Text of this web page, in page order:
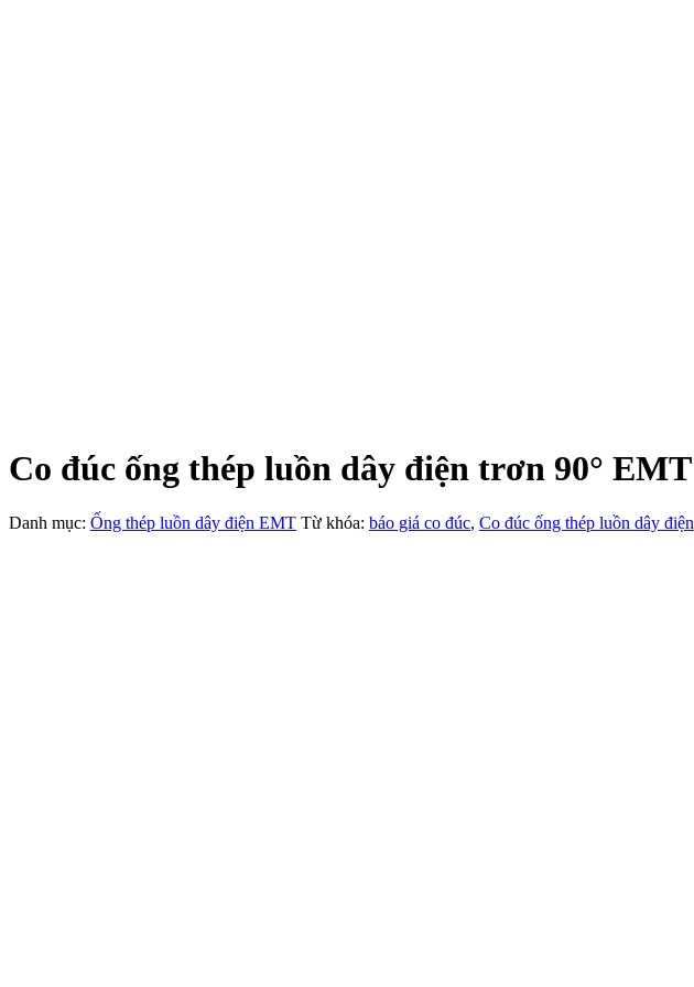
Co đúc ống thép luồn dây điện trơn 90° EMT
Danh mục: Ống thép luồn dây điện EMT Từ khóa: báo giá co đúc, Co đúc ống thép luồn dây điện